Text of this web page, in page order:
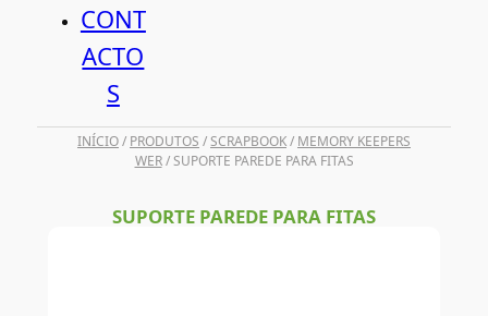
CONT
ACTO
S
INÍCIO/ PRODUTOS /SCRAPBOOK/ MEMORY KEEPERS
WER/ SUPORTE PAREDE PARA FITAS
SUPORTE PAREDE PARA FITAS